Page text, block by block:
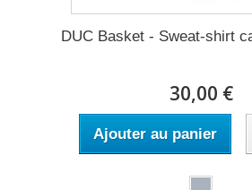
DUC Basket - Sweat-shirt
30,00 €
Ajouter au panier